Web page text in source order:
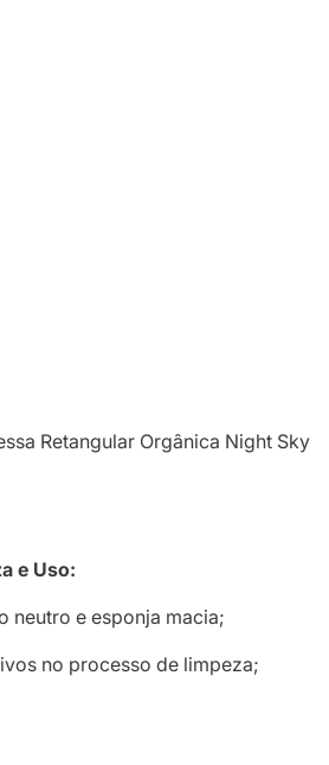
Retangular Orgânica Night Sky
e Uso:
neutro e esponja macia;
no processo de limpeza;